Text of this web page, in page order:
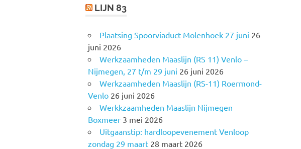
LIJN 83
Plaatsing Spoorviaduct Molenhoek 27 juni 26
juni 2026
Werkzaamheden Maaslijn (RS 11) Venlo –
Nijmegen, 27 t/m 29 juni 26 juni 2026
Werkzaamheden Maaslijn (RS-11) Roermond-
Venlo 26 juni 2026
Werkkzaamheden Maaslijn Nijmegen
Boxmeer 3 mei 2026
Uitgaanstip: hardloopevenement Venloop
zondag 29 maart 28 maart 2026